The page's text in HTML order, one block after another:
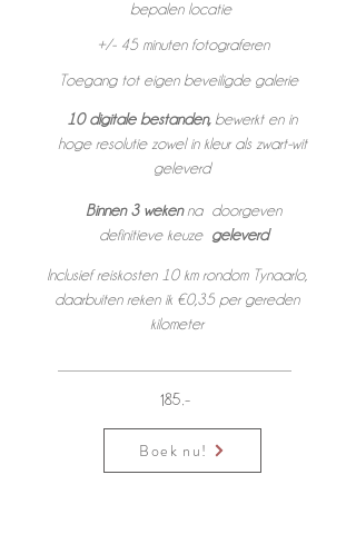
bepalen locatie
+/- 45 minuten fotograferen
Toegang tot eigen beveiligde galerie
10 digitale bestanden,bewerkt en in
hoge resolutie zowel in kleur als zwart-wit
geleverd
Binnen 3 wekenna doorgeven
definitieve keuze geleverd
Inclusief reiskosten 10 km rondom Tynaarlo,
daarbuiten reken ik €0,35 per gereden
kilometer
185,-
Boek nu!